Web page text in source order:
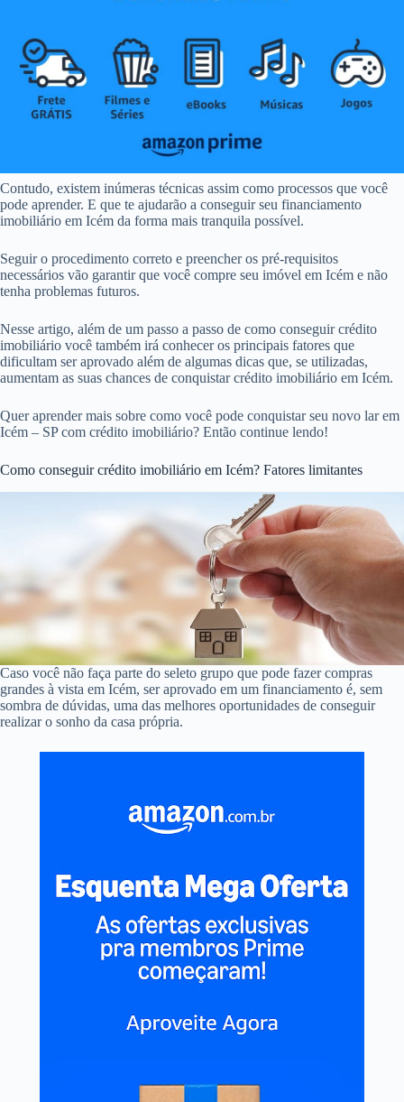
Contudo, existem inúmeras técnicas assim como processos que você
pode aprender. E que te ajudarão a conseguir seu financiamento
imobiliário em Icém da forma mais tranquila possível.
Seguir o procedimento correto e preencher os pré-requisitos
necessários vão garantir que você compre seu imóvel em Icém e não
tenha problemas futuros.
Nesse artigo, além de um passo a passo de como conseguir crédito
imobiliário você também irá conhecer os principais fatores que
dificultam ser aprovado além de algumas dicas que, se utilizadas,
aumentam as suas chances de conquistar crédito imobiliário em Icém.
Quer aprender mais sobre como você pode conquistar seu novo lar em
Icém – SP com crédito imobiliário? Então continue lendo!
Como conseguir crédito imobiliário em Icém? Fatores limitantes
Caso você não faça parte do seleto grupo que pode fazer compras
grandes à vista em Icém, ser aprovado em um financiamento é, sem
sombra de dúvidas, uma das melhores oportunidades de conseguir
realizar o sonho da casa própria.